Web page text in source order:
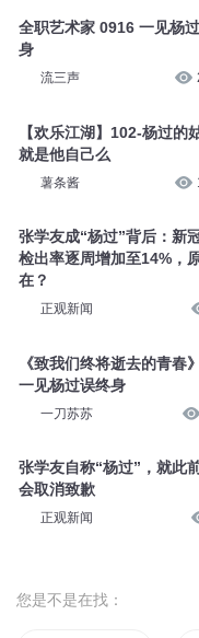
全职艺术家 0916 一见杨
身
流三声
【欢乐江湖】102-杨过的
就是他自己么
薯条酱
张学友成“杨过”背后：新
检出率逐周增加至14%，
在？
正观新闻
《致我们终将逝去的青春
一见杨过误终身
一刀苏苏
张学友自称“杨过”，就此
会取消致歉
正观新闻
您是不是在找：